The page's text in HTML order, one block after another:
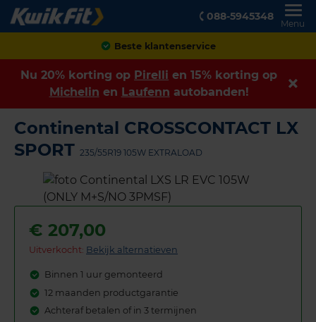
088-5945348
Menu
Achteraf betalen
Nu 20% korting op Pirelli en 15% korting op
Michelin en Laufenn autobanden!
Continental CROSSCONTACT LX
SPORT 235/55R19 105W EXTRALOAD
€ 207,00
Uitverkocht: Bekijk alternatieven
Binnen 1 uur gemonteerd
12 maanden productgarantie
Achteraf betalen of in 3 termijnen